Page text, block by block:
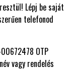
Lépj be saját
telefonod
00672478 OTP
vagy rendelés